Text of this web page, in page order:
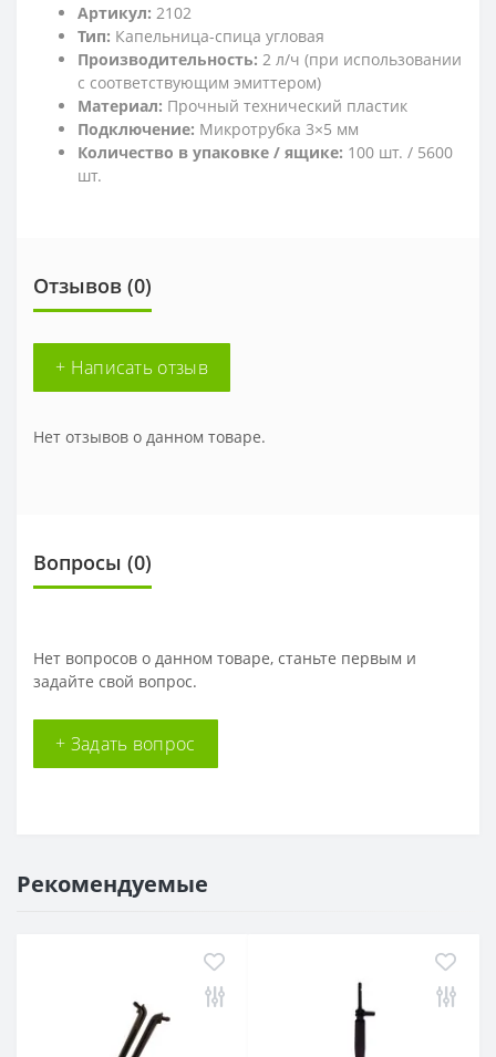
Артикул: 2102
Тип: Капельница-спица угловая
Производительность: 2 л/ч (при использовании
с соответствующим эмиттером)
Материал: Прочный технический пластик
Подключение: Микротрубка 3×5 мм
Количество в упаковке / ящике: 100 шт. / 5600
шт.
Отзывов (0)
+ Написать отзыв
Нет отзывов о данном товаре.
Вопросы (0)
Нет вопросов о данном товаре, станьте первым и
задайте свой вопрос.
+ Задать вопрос
Рекомендуемые